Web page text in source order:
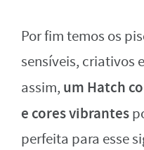
Por fim temos os
sensíveis, criativos
assim, um Hatch
e cores vibrantes
perfeita para esse